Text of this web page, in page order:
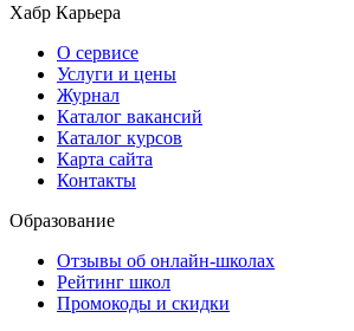
Хабр Карьера
О сервисе
Услуги и цены
Журнал
Каталог вакансий
Каталог курсов
Карта сайта
Контакты
Образование
Отзывы об онлайн-школах
Рейтинг школ
Промокоды и скидки